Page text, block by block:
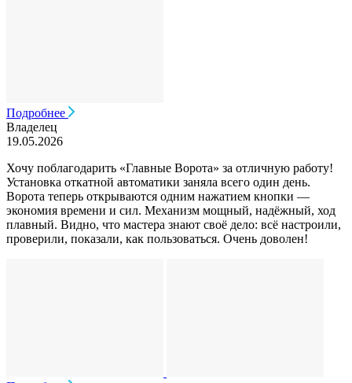
Подробнее
Владелец
19.05.2026
Хочу поблагодарить «Главные Ворота» за отличную работу!
Установка откатной автоматики заняла всего один день.
Ворота теперь открываются одним нажатием кнопки —
экономия времени и сил. Механизм мощный, надёжный, ход
плавный. Видно, что мастера знают своё дело: всё настроили,
проверили, показали, как пользоваться. Очень доволен!